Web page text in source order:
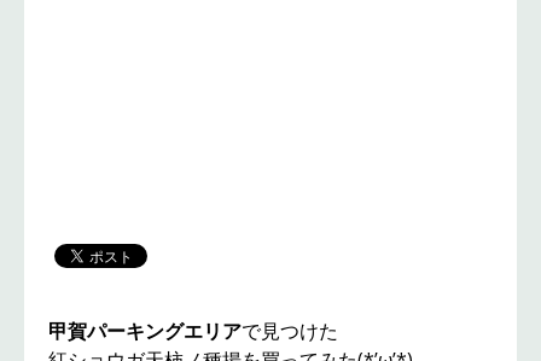
甲賀パーキングエリアで見つけた